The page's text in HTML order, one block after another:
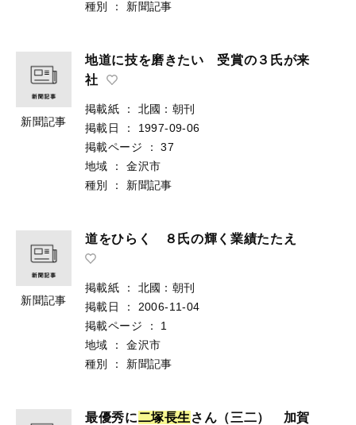
種別
： 新聞記事
新聞記事
地道に技を磨きたい 受賞の３氏が来
社
掲載紙 ：
北國：朝刊
掲載日
：
1997-09-06
掲載ページ
：
37
地域
：
金沢市
種別
： 新聞記事
新聞記事
道をひらく ８氏の輝く業績たたえ
掲載紙 ：
北國：朝刊
掲載日
：
2006-11-04
掲載ページ
：
1
地域
：
金沢市
種別
： 新聞記事
最優秀に二塚長生 さん（三二） 加賀